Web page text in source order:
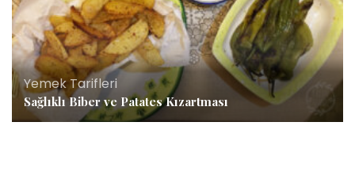
Yemek Tarifleri
Sağlıklı Biber ve Patates Kızartması